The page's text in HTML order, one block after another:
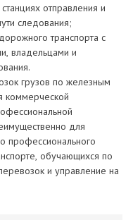
отправления и
следования;
транспорта с
владельцами и
грузов по железным
коммерческой
для
профессионального
обучающихся по
и управление на